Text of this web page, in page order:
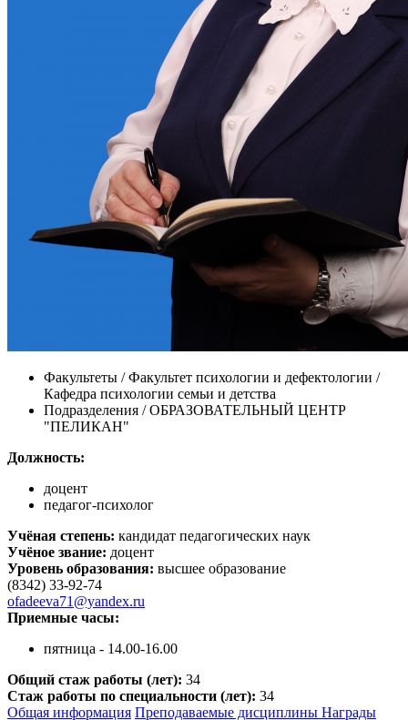
Факультеты / Факультет психологии и дефектологии /
Кафедра психологии семьи и детства
Подразделения / ОБРАЗОВАТЕЛЬНЫЙ ЦЕНТР
"ПЕЛИКАН"
Должность:
доцент
педагог-психолог
Учёная степень: кандидат педагогических наук
Учёное звание: доцент
Уровень образования: высшее образование
(8342) 33-92-74
ofadeeva71@yandex.ru
Приемные часы:
пятница - 14.00-16.00
Общий стаж работы (лет): 34
Стаж работы по специальности (лет): 34
Общая информация Преподаваемые дисциплины Награды